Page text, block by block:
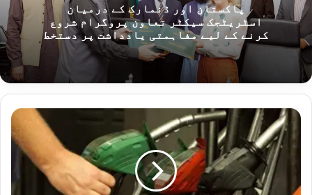
پاکستان اور ڈنمارک کے درمیان
اسٹریٹجک سیکٹر تعاون پروگرام شروع
کرنے کے لیے مفاہمتی یادداشت پر دستخط
حکومت
نے
پیٹرول
لیٹر